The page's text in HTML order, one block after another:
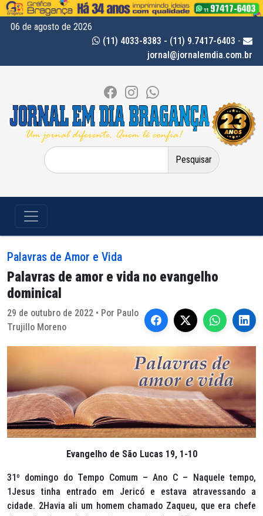
06 de agosto de 2026
(11) 4033-8383 - (11) 9.7417-6403 -
jornal@jornalemdia.com.br
Pesquisar
por:
Palavras de Amor e Vida
Palavras de amor e vida no evangelho
dominical
29 de outubro de 2022 • Por Paulo
Trujillo Moreno
Evangelho de São Lucas 19, 1-10
31º domingo do Tempo Comum – Ano C – Naquele tempo,
1Jesus tinha entrado em Jericó e estava atravessando a
cidade. 2Havia ali um homem chamado Zaqueu, que era chefe